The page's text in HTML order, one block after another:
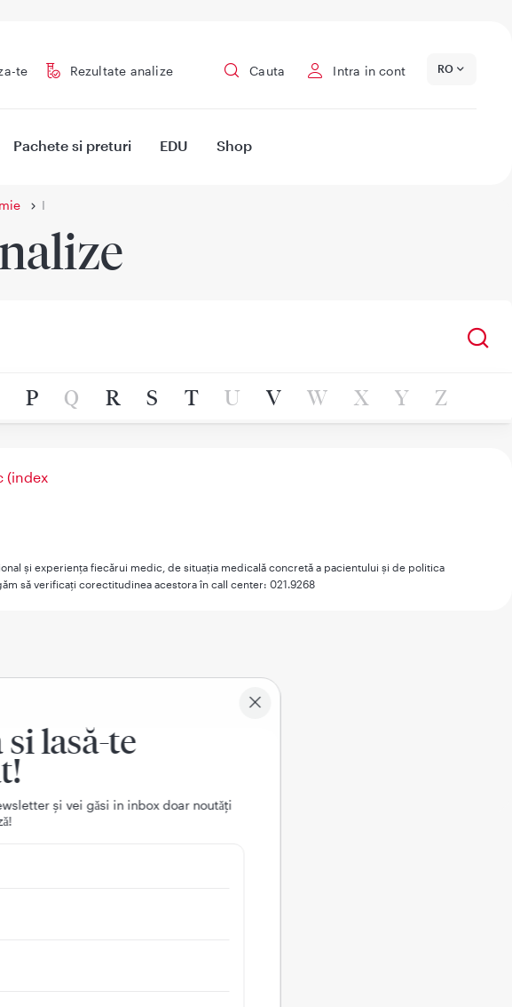
te Rezultate analize Cauta Intra in cont RO
Pachete si preturi EDU Shop
I
P Q R S T U V W X Y Z
(index
lasă-te
și vei gǎsi in inbox doar noutǎți
şi experienţa fiecărui medic, de situaţia medicală concretă a pacientului şi de politica
să verificaţi corectitudinea acestora în call center: 021.9268